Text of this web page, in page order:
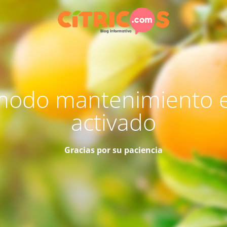
mantenimiento
activado
Gracias por su paciencia